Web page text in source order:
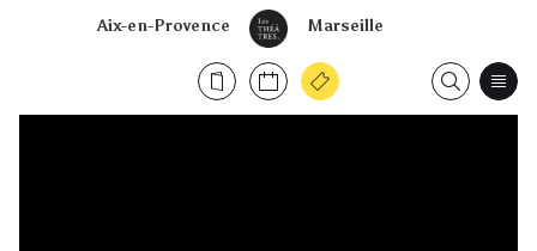
Marseille
Aix-en-Provence